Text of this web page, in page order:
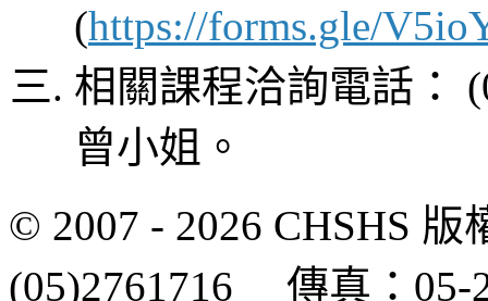
(https://forms.gle/
相關課程洽詢電話：
曾小姐。
© 2007 - 2026 CHSHS
(05)2761716 傳真：05-